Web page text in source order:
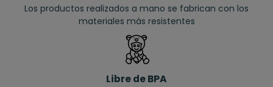
Los productos realizados a mano se fabrican con los
materiales más resistentes
Libre de BPA